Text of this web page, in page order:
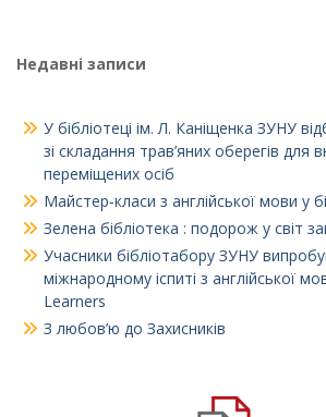
Недавні записи
У бібліотеці ім. Л. Каніщенка ЗУНУ
зі складання трав’яних оберегів для
переміщених осіб
Майстер‑класи з англійської мови у
Зелена бібліотека : подорож у світ
Учасники бібліотабору ЗУНУ
міжнародному іспиті з англійської
Learners
З любов’ю до Захисників